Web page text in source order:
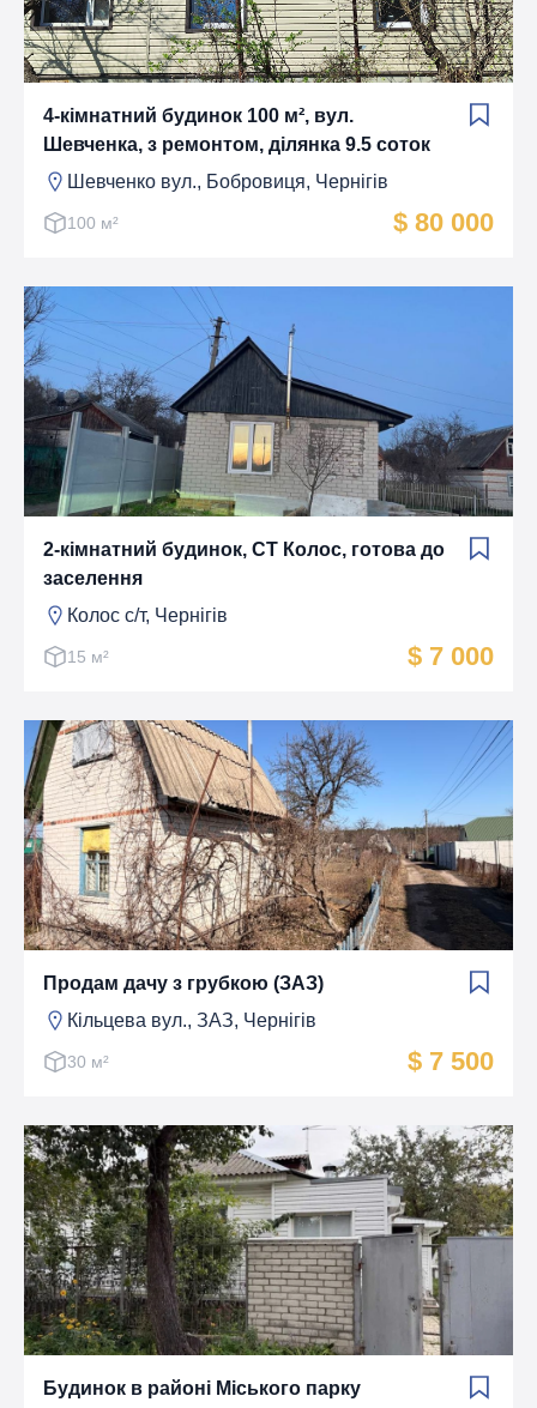
4-кімнатний будинок 100 м², вул.
Шевченка, з ремонтом, ділянка 9.5 соток
Шевченко вул., Бобровиця, Чернігів
100 м² $ 80 000
2-кімнатний будинок, СТ Колос, готова до
заселення
Колос с/т, Чернігів
15 м² $ 7 000
Продам дачу з грубкою (ЗАЗ)
Кільцева вул., ЗАЗ, Чернігів
30 м² $ 7 500
Будинок в районі Міського парку